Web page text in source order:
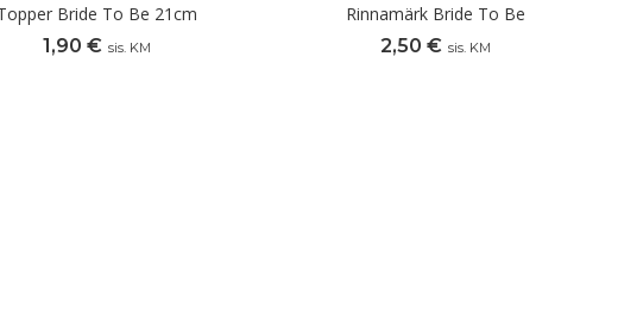
Bride To Be 21cm
1,90 € sis. KM
Rinnamärk Bride To Be
2,50 € sis. KM